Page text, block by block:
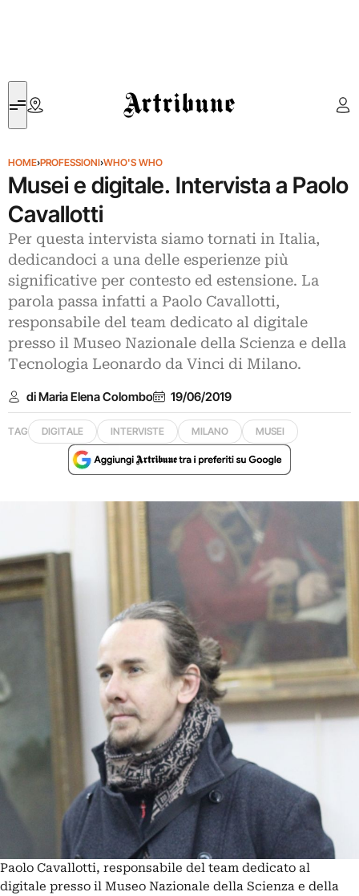
Artribune
HOME›PROFESSIONI›WHO'S WHO
Musei e digitale. Intervista a Paolo
Cavallotti
Per questa intervista siamo tornati in Italia,
dedicandoci a una delle esperienze più
significative per contesto ed estensione. La
parola passa infatti a Paolo Cavallotti,
responsabile del team dedicato al digitale
presso il Museo Nazionale della Scienza e della
Tecnologia Leonardo da Vinci di Milano.
di Maria Elena Colombo 19/06/2019
TAG DIGITALE INTERVISTE MILANO MUSEI
Paolo Cavallotti, responsabile del team dedicato al
digitale presso il Museo Nazionale della Scienza e della